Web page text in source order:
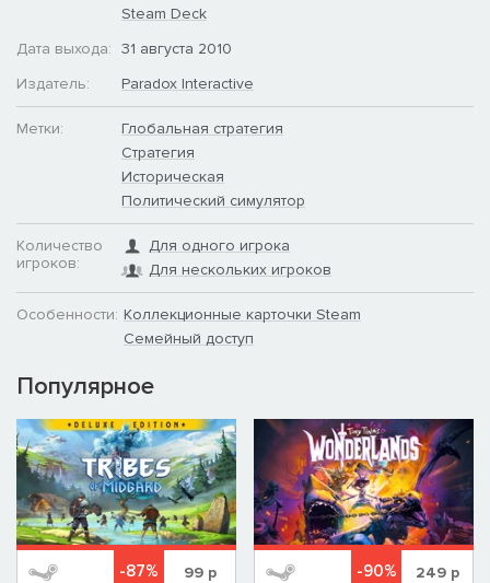
Steam Deck
Дата выхода: 31 августа 2010
Издатель:
Paradox Interactive
Метки:
Глобальная стратегия
Стратегия
Историческая
Политический симулятор
Количество
игроков:
Для одного игрока
Для нескольких игроков
Особенности: Коллекционные карточки Steam
Семейный доступ
Популярное
-87% 99р -90% 249р